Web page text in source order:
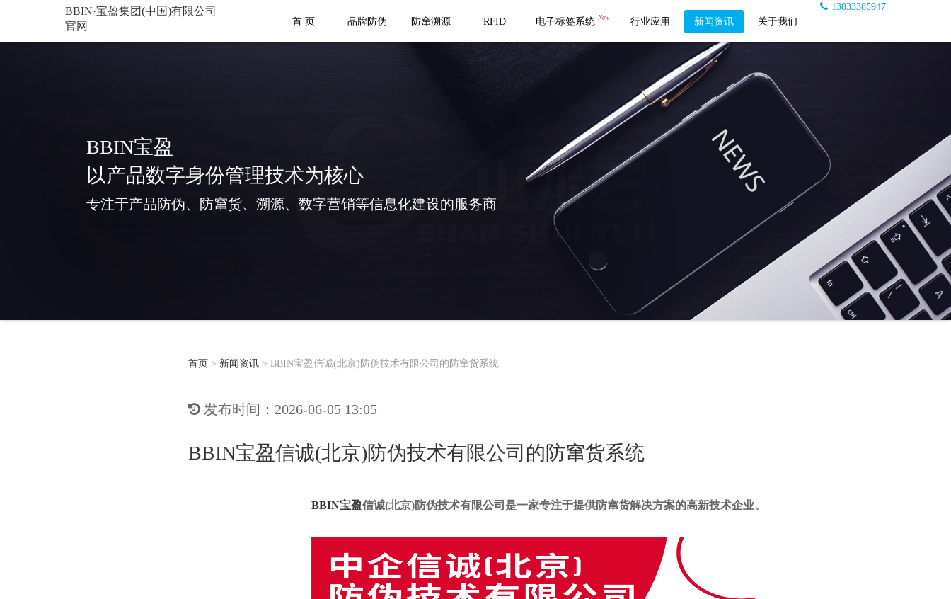
BBIN·宝盈集团(中国)有限公司
官网
13833385947
首 页
品牌防伪 防窜溯源 RFID 电子标签系统 New 行业应用 新闻资讯 关于我们
BBIN宝盈
以产品数字身份管理技术为核心
专注于产品防伪、防窜货、溯源、数字营销等信息化建设的服务商
首页 > 新闻资讯 > ​BBIN宝盈信诚(北京)防伪技术有限公司的防窜货系统
发布时间：2026-06-05 13:05
​BBIN宝盈信诚(北京)防伪技术有限公司的防窜货系统
BBIN宝盈信诚(北京)防伪技术有限公司是一家专注于提供防窜货解决方案的高新技术企业。